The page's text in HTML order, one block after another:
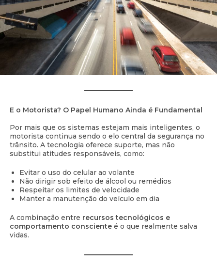
E o Motorista? O Papel Humano Ainda é Fundamental
Por mais que os sistemas estejam mais inteligentes, o
motorista continua sendo o elo central da segurança no
trânsito. A tecnologia oferece suporte, mas não
substitui atitudes responsáveis, como:
Evitar o uso do celular ao volante
Não dirigir sob efeito de álcool ou remédios
Respeitar os limites de velocidade
Manter a manutenção do veículo em dia
A combinação entre recursos tecnológicos e
comportamento consciente é o que realmente salva
vidas.